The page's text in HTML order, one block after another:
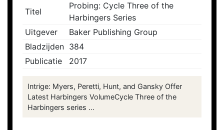
Titel
Probing: Cycle Three of the
Harbingers Series
Uitgever
Baker Publishing Group
Bladzijden 384
Publicatie
2017
Intrige: Myers, Peretti, Hunt, and Gansky Offer
Latest Harbingers VolumeCycle Three of the
Harbingers series ...